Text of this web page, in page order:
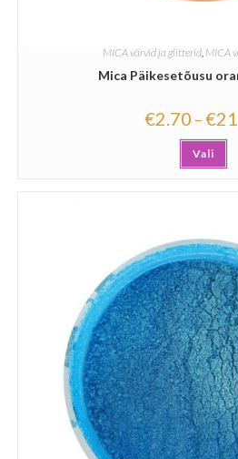
MICA värvid ja glitterid, MICA
Mica Päikesetõusu
€2.70 –€
Vali